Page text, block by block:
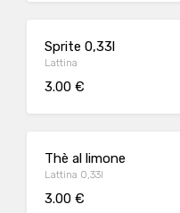
Sprite 0,33l
Lattina
3.00 €
Thè al limone
Lattina 0,33l
3.00 €